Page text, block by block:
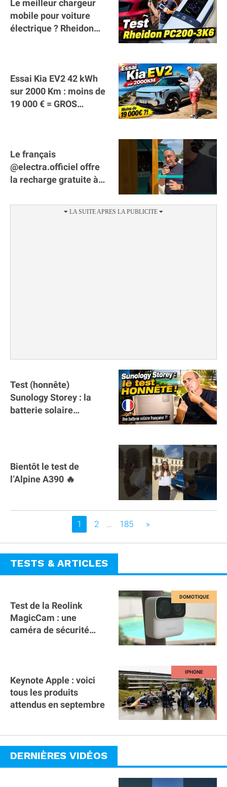
Le meilleur chargeur
mobile pour voiture
électrique ? Rheidon
Essai Kia EV2 42 kWh
sur 2000 Km : moins de
19 000 € = GROS
Le français
@electra.officiel offre
la recharge gratuite à
électriques de Gironde
Test (honnête)
Sunology Storey : la
batterie solaire
Bientôt le test de
l’Alpine A390 🔥
Vous êtes sur la page
1 2 … 185 »
TESTS & ARTICLES
Test de la Reolink
MagicCam : une
caméra de sécurité
Keynote Apple : voici
tous les produits
attendus en septembre
DERNIÈRES VIDÉOS